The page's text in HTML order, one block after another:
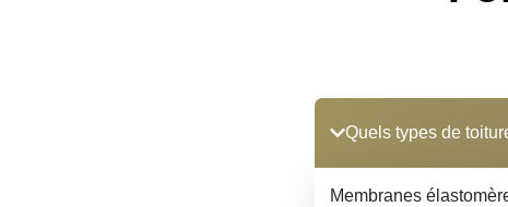
Quels types de
Membranes